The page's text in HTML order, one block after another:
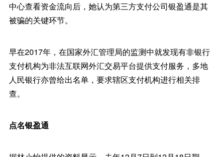
中心查看资金流向后，她认为第三方支付公司银盈通是其
被骗的关键环节。
早在2017年，在国家外汇管理局的监测中就发现有非银行
支付机构为非法互联网外汇交易平台提供支付服务，多地
人民银行亦曾给出名单，要求辖区支付机构进行相关排
查。
点名银盈通